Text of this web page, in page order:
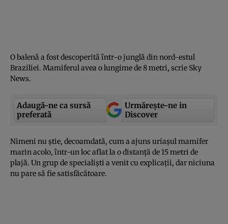
O balenă a fost descoperită într-o junglă din nord-estul
Braziliei. Mamiferul avea o lungime de 8 metri, scrie Sky
News.
Adaugă-ne ca sursă
preferată
Urmărește-ne in
Discover
Nimeni nu ştie, decoamdată, cum a ajuns uriaşul mamifer
marin acolo, într-un loc aflat la o distanţă de 15 metri de
plajă. Un grup de specialişti a venit cu explicaţii, dar niciuna
nu pare să fie satisfăcătoare.